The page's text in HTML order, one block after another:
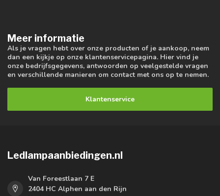
Meer informatie
Als je vragen hebt over onze producten of je aankoop, neem
dan een kijkje op onze klantenservicepagina. Hier vind je
onze bedrijfsgegevens, antwoorden op veelgestelde vragen
en verschillende manieren om contact met ons op te nemen.
Klantenservice
Ledlampaanbiedingen.nl
Van Foreestlaan 7 E
2404 HC Alphen aan den Rijn